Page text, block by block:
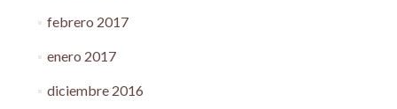
febrero 2017
enero 2017
diciembre 2016